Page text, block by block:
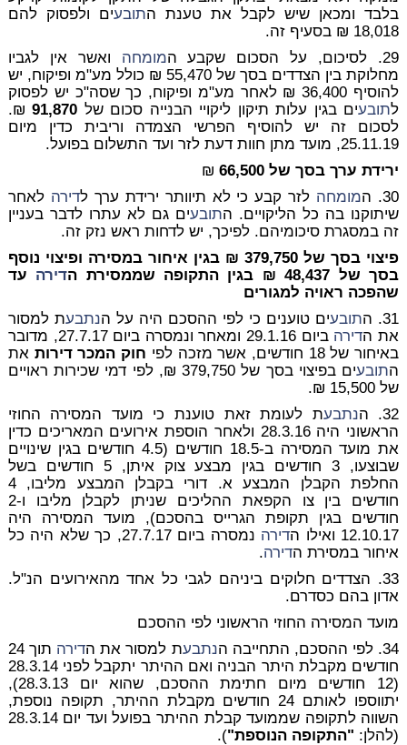
בלבד ומכאן שיש לקבל את טענת התובעים ולפסוק להם
18,018 ₪
בסעיף זה.
29. לסיכום, על הסכום שקבע ה
מומחה ואשר אין לגביו
מחלוקת בין הצדדים בסך של 55,470 ₪ כולל מע"מ ופיקוח, יש
להוסיף 36,400 ₪ לאחר מע"מ ופיקוח, כך שסה"כ יש לפסוק
לתובעים בגין עלות תיקון ליקויי הבנייה סכום של 91,870
₪
.
לסכום זה יש להוסיף הפרשי הצמדה וריבית כדין מיום
25.11.19, מועד מתן חוות דעת לזר ועד התשלום בפועל.
ירידת ערך בסך של 66,500
₪
30. ה
מומחה לזר קבע כי לא תיוותר ירידת ערך לדירה לאחר
שיתוקנו בה כל הליקויים. התובעים גם לא עתרו לדבר בעניין
זה במסגרת סיכומיהם. לפיכך, יש לדחות ראש נזק זה.
פיצוי בסך של 379,750 ₪ בגין איחור במסירה ופיצוי נוסף
בסך של 48,437 ₪ בגין התקופה שממסירת ה
דירה עד
שהפכה ראויה למגורים
31. ה
תובעים טוענים כי לפי ההסכם היה על הנתבעת למסור
את הדירה
ביום 29.1.16 ומאחר ונמסרה ביום 27.7.17, מדובר
באיחור של 18 חודשים, אשר מזכה לפי
חוק המכר דירות את
התובע
ים בפיצוי בסך של 379,750 ₪, לפי דמי שכירות ראויים
של 15,500 ₪.
32. ה
נתבעת לעומת זאת טוענת כי מועד המסירה החוזי
הראשוני היה 28.3.16 ולאחר הוספת אירועים המאריכים כדין
את מועד המסירה ב-18.5 חודשים (4.5 חודשים בגין שינויים
שבוצעו, 3 חודשים בגין מבצע צוק איתן, 5 חודשים בשל
החלפת הקבלן המבצע א. דורי בקבלן המבצע מליבו, 4
חודשים בין צו הקפאת ההליכים שניתן לקבלן מליבו ו-2
חודשים בגין תקופת הגרייס בהסכם), מועד המסירה היה
12.10.17 ואילו ה
דירה
נמסרה ביום 27.7.17, כך שלא היה כל
איחור במסירת הדירה.
33. הצדדים חלוקים ביניהם לגבי כל אחד מהאירועים הנ"ל.
אדון בהם כסדרם.
מועד המסירה החוזי הראשוני לפי ההסכם
34. לפי ההסכם, התחייבה ה
נתבעת למסור את הדירה
תוך 24
חודשים מקבלת היתר הבניה ואם ההיתר יתקבל לפני 28.3.14
(12 חודשים מיום חתימת ההסכם, שהוא יום 28.3.13),
יתווספו לאותם 24 חודשים מקבלת ההיתר, תקופה נוספת,
השווה לתקופה שממועד קבלת ההיתר בפועל ועד יום 28.3.14
(להלן: "התקופה הנוספת").